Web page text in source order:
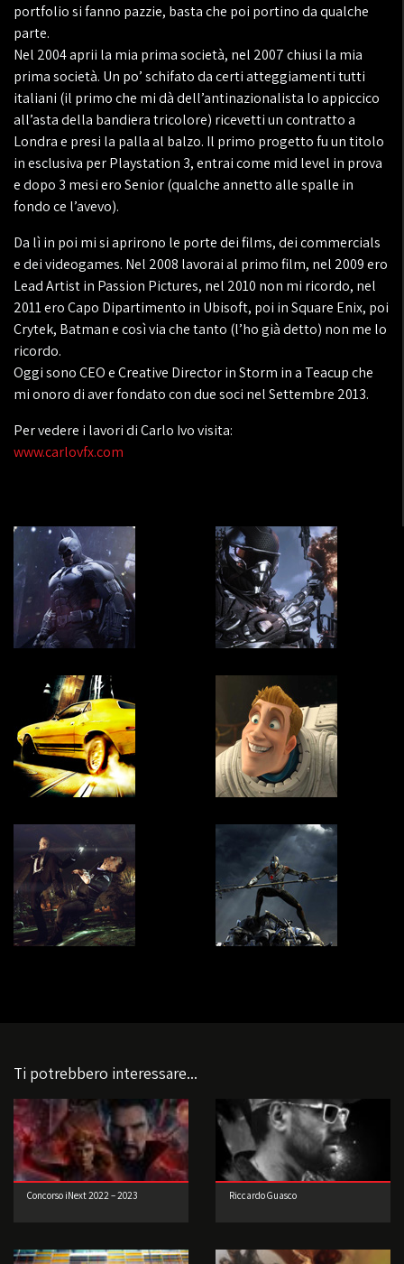
portfolio si fanno pazzie, basta che poi portino da qualche
parte.
Nel 2004 aprii la mia prima società, nel 2007 chiusi la mia
prima società. Un po’ schifato da certi atteggiamenti tutti
italiani (il primo che mi dà dell’antinazionalista lo appiccico
all’asta della bandiera tricolore) ricevetti un contratto a
Londra e presi la palla al balzo. Il primo progetto fu un titolo
in esclusiva per Playstation 3, entrai come mid level in prova
e dopo 3 mesi ero Senior (qualche annetto alle spalle in
fondo ce l’avevo).
Da lì in poi mi si aprirono le porte dei films, dei commercials
e dei videogames. Nel 2008 lavorai al primo film, nel 2009 ero
Lead Artist in Passion Pictures, nel 2010 non mi ricordo, nel
2011 ero Capo Dipartimento in Ubisoft, poi in Square Enix, poi
Crytek, Batman e così via che tanto (l’ho già detto) non me lo
ricordo.
Oggi sono CEO e Creative Director in Storm in a Teacup che
mi onoro di aver fondato con due soci nel Settembre 2013.
Per vedere i lavori di Carlo Ivo visita:
www.carlovfx.com
Ti potrebbero interessare...
Concorso iNext 2022 – 2023 Riccardo Guasco